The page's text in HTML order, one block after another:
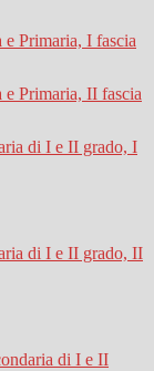
Primaria, I fascia
Primaria, II fascia
di I e II grado, I
di I e II grado, II
di I e II